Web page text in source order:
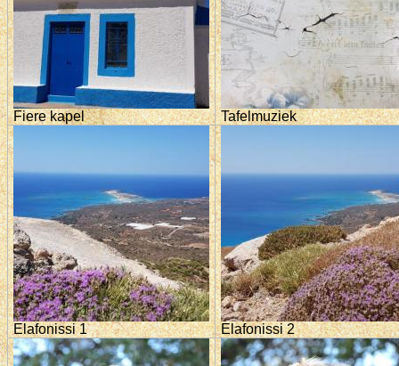
Fiere kapel Tafelmuziek
Elafonissi 1 Elafonissi 2